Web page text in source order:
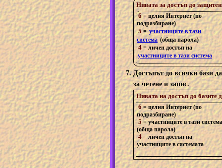
Нивата за достъп до
6= целия Интернет (по
подразбиране)
5=участниците в тази
система (обща парола)
4 = личен достъп на
участниците в тази система
Достъпът до всички бази
за четене и запис.
Нивата на достъп до базите
6= целия Интернет (по
подразбиране)
5 = участниците в тази система
(обща парола)
4 = личен достъп на
участниците в системата